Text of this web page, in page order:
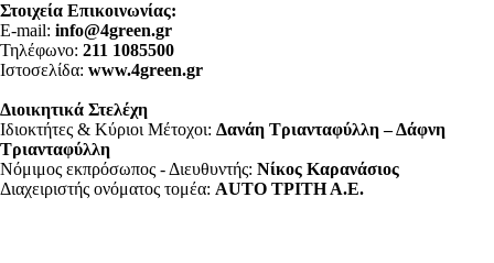
Στοιχεία Επικοινωνίας:
E-mail: info@4green.gr
Τηλέφωνο: 211 1085500
Ιστοσελίδα: www.4green.gr
Διοικητικά Στελέχη
Ιδιοκτήτες & Κύριοι Μέτοχοι: Δανάη Τριανταφύλλη – Δάφνη
Τριανταφύλλη
Νόμιμος εκπρόσωπος - Διευθυντής: Νίκος Καρανάσιος
Διαχειριστής ονόματος τομέα: ΑUTO ΤΡΙΤΗ Α.Ε.